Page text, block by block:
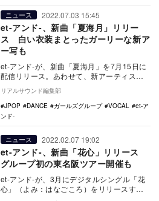
ニュース 2022.07.03 15:45
et-アンド-、新曲「夏海月」リリー
ス 白い衣装まとったガーリーな新ア
ー写も
et-アンド-が、新曲「夏海月」を7月15日に
配信リリース。あわせて、新アーティスト
写真を公開した。 これは7月1日に開催
さ…
リアルサウンド編集部
JPOP
DANCE ガールズグループ VOCAL
et-ア
ンド-
ニュース 2022.02.07 19:02
et-アンド-、新曲「花心」リリース
グループ初の東名阪ツアー開催も
et-アンド-が、3月にデジタルシングル「花
心」（よみ：はなごころ）をリリースす
る。 こちらの情報は、2月6日に実施され